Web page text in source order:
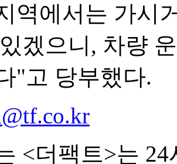
역에서는 가시
겠으니, 차량
"고 당부했다.
<더팩트>는